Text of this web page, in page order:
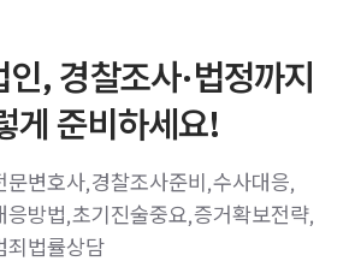
, 경찰조사·법정까지
게 준비하세요!
변호사,경찰조사준비,수사대응,
방법,초기진술중요,증거확보전략,
죄법률상담